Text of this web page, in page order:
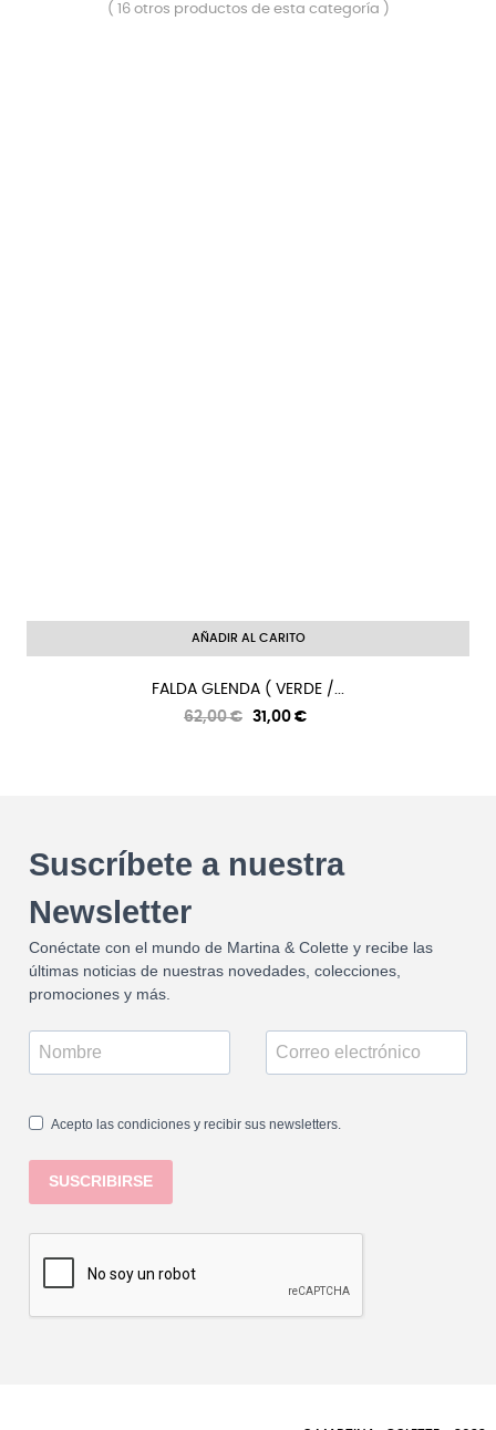
( 16 otros productos de esta categoría )
AÑADIR AL CARITO
FALDA GLENDA ( VERDE /...
Precio
62,00 € Precio
31,00 €
Suscríbete a nuestra
Newsletter
Conéctate con el mundo de Martina & Colette y recibe las
últimas noticias de nuestras novedades, colecciones,
promociones y más.
Acepto las condiciones y recibir sus newsletters.
SUSCRIBIRSE